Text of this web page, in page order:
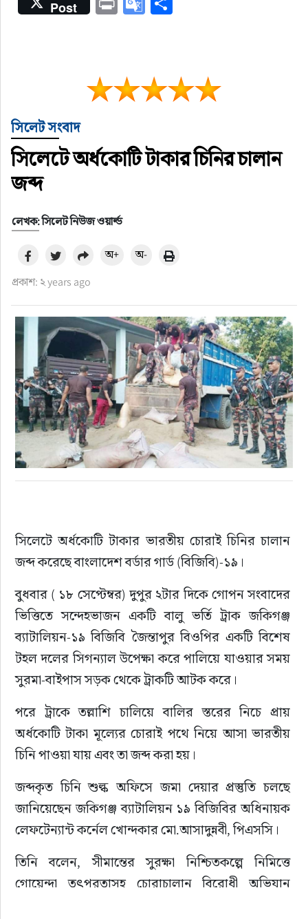
Post
সিলেট সংবাদ
সিলেটে অর্ধকোটি টাকার চিনির চালান
জব্দ
লেখক: সিলেট নিউজ ওয়ার্ল্ড
প্রকাশ: ২ years ago
অ+ অ-
সিলেটে অর্ধকোটি টাকার ভারতীয় চোরাই চিনির চালান
জব্দ করেছে বাংলাদেশ বর্ডার গার্ড (বিজিবি)-১৯।
বুধবার ( ১৮ সেপ্টেম্বর) দুপুর ২টার দিকে গোপন সংবাদের
ভিত্তিতে সন্দেহভাজন একটি বালু ভর্তি ট্রাক জকিগঞ্জ
ব্যাটালিয়ন-১৯ বিজিবি জৈন্তাপুর বিওপির একটি বিশেষ
টহল দলের সিগন্যাল উপেক্ষা করে পালিয়ে যাওয়ার সময়
সুরমা-বাইপাস সড়ক থেকে ট্রাকটি আটক করে।
পরে ট্রাকে তল্লাশি চালিয়ে বালির স্তরের নিচে প্রায়
অর্ধকোটি টাকা মূল্যের চোরাই পথে নিয়ে আসা ভারতীয়
চিনি পাওয়া যায় এবং তা জব্দ করা হয়।
জব্দকৃত চিনি শুল্ক অফিসে জমা দেয়ার প্রস্তুতি চলছে
জানিয়েছেন জকিগঞ্জ ব্যাটালিয়ন ১৯ বিজিবির অধিনায়ক
লেফটেন্যান্ট কর্নেল খোন্দকার মো.আসাদুন্নবী, পিএসসি।
তিনি বলেন, সীমান্তের সুরক্ষা নিশ্চিতকল্পে নিমিত্তে
গোয়েন্দা তৎপরতাসহ চোরাচালান বিরোধী অভিযান